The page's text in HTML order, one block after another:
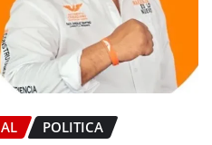
POLITICA